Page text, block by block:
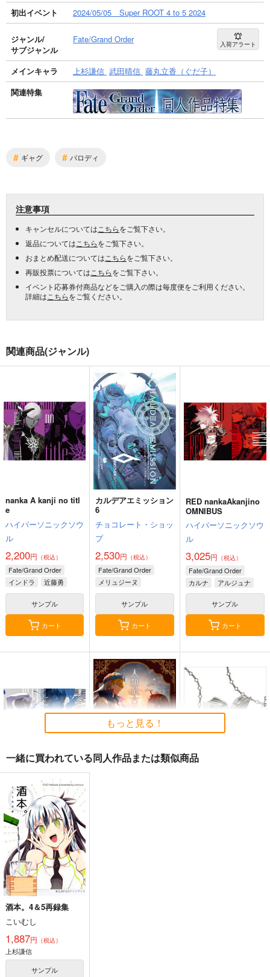
初出イベント
2024/05/05 Super ROOT 4 to 5 2024
ジャンル/
サブジャンル
Fate/Grand Order 入荷アラート
メインキャラ 上杉謙信 武田晴信 藤丸立香（ぐだ子）
関連特集
# ギャグ # パロディ
注意事項
キャンセルについては こちらをご覧下さい。
返品については こちらをご覧下さい。
おまとめ配送については こちらをご覧下さい。
再販投票については こちらをご覧下さい。
イベント応募券付商品などをご購入の際は毎度便をご利用ください。
詳細は こちらをご覧ください。
関連商品(ジャンル)
nanka A kanji no titl
e
ハイパーソニックソウ
ル
2,200円 （税込）
Fate/Grand Order
インドラ
近藤勇
サンプル
カート
カルデアエミッション
6
チョコレート・ショッ
プ
2,530円 （税込）
Fate/Grand Order
メリュジーヌ
サンプル
カート
RED nankaAkanjino
OMNIBUS
ハイパーソニックソウ
ル
3,025円 （税込）
Fate/Grand Order
カルナ
アルジュナ
サンプル
カート
BLUE nankaAkanjin
oOMNIBUS
ハイパーソニックソウ
ル
3,025円（税込）
Fate/Grand Order
アルジュナ
カルナ
サンプル
カート
もっと見る！
一緒に買われている同人作品または類似商品
酒本。4＆5再録集
こいむし
1,887円 （税込）
上杉謙信
サンプル